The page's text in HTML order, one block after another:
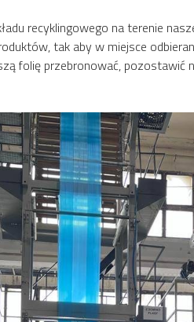
recyklingowego na terenie
tak aby w miejsce
folię przebronować, pozostawić